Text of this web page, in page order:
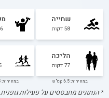
שחייה
58 דקות
הליכה
77דקות
במהירות: 6.5 קמ"ש במהירות: 9.5 קמ"ש
* הנתונים מתבססים על פעילות